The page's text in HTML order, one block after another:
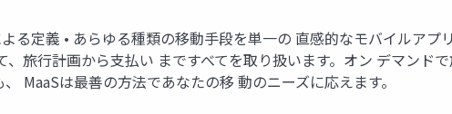
る定義 • あらゆる種類の移動手段を単一の 直感的なモバイルア
、旅行計画から支払い まですべてを取り扱います。オン デマンド
MaaSは最善の方法であなたの移 動のニーズに応えます。